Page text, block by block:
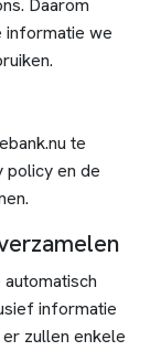
Daarom
informatie we
te
policy en de
informatie
zullen enkele